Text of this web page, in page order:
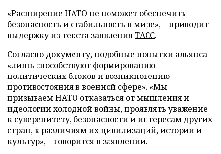
«Расширение НАТО не поможет обеспечить
безопасность и стабильность в мире», – приводит
выдержку из текста заявленияТАСС.
Согласно документу, подобные попытки альянса
«лишь способствуют формированию
политических блоков и возникновению
противостояния в военной сфере». «Мы
призываем НАТО отказаться от мышления и
идеологии холодной войны, проявлять уважение
к суверенитету, безопасности и интересам других
стран, к различиям их цивилизаций, истории и
культур», – говорится в заявлении.